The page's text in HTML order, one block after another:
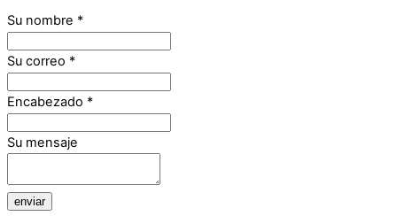
Su nombre *
Su correo *
Encabezado *
Su mensaje
enviar